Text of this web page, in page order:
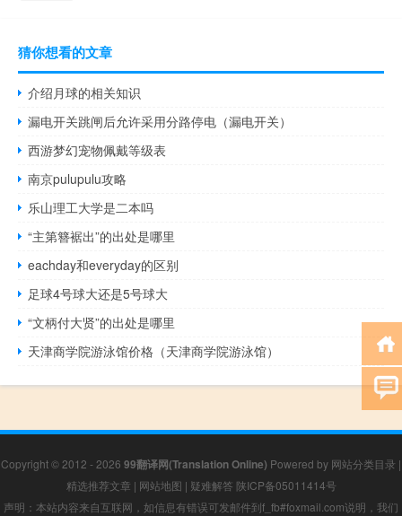
猜你想看的文章
介绍月球的相关知识
漏电开关跳闸后允许采用分路停电（漏电开关）
西游梦幻宠物佩戴等级表
南京pulupulu攻略
乐山理工大学是二本吗
“主第簪裾出”的出处是哪里
eachday和everyday的区别
足球4号球大还是5号球大
“文柄付大贤”的出处是哪里
天津商学院游泳馆价格（天津商学院游泳馆）
Copyright © 2012 - 2026 99翻译网(Translation Online) Powered by 网站分类目录 |
精选推荐文章 | 网站地图 | 疑难解答 陕ICP备05011414号
声明：本站内容来自互联网，如信息有错误可发邮件到f_fb#foxmail.com说明，我们